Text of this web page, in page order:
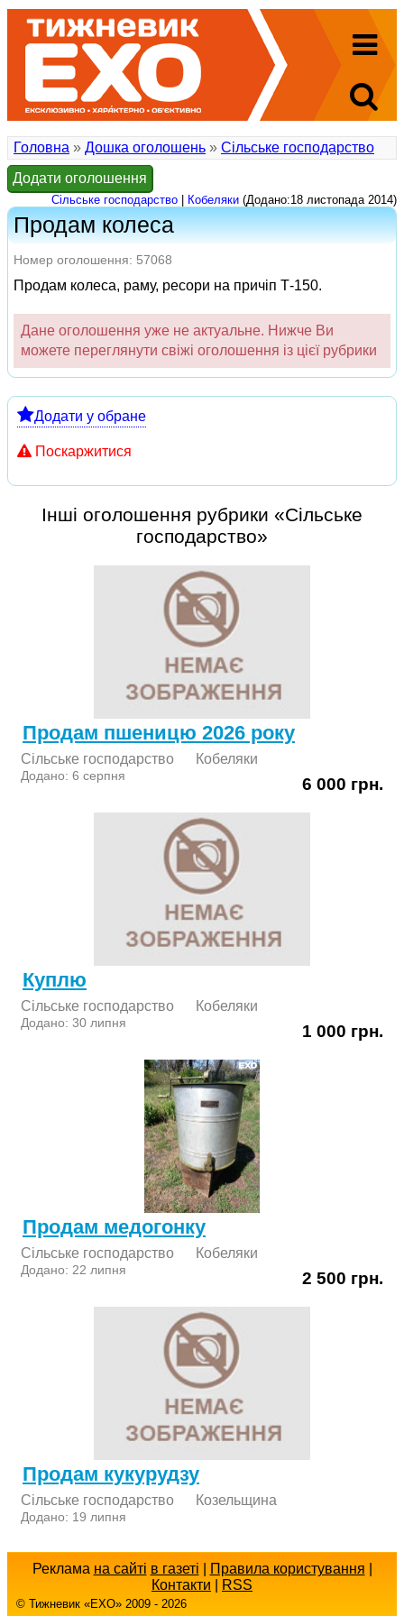
Головна » Дошка оголошень » Сільське господарство
Додати оголошення
Сільське господарство Кобеляки (Додано:18 листопада 2014)
Продам колеса
Номер оголошення: 57068
Продам колеса, раму, ресори на причіп Т-150.
Дане оголошення уже не актуальне. Нижче Ви
можете переглянути свіжі оголошення із цієї рубрики
Додати у обране
Поскаржитися
Інші оголошення рубрики «Сільське
господарство»
Продам пшеницю 2026 року
Сільське господарство Кобеляки
Додано: 6 серпня 6 000 грн.
Куплю
Сільське господарство Кобеляки
Додано: 30 липня 1 000 грн.
Продам медогонку
Сільське господарство Кобеляки
Додано: 22 липня 2 500 грн.
Продам кукурудзу
Сільське господарство Козельщина
Додано: 19 липня
Реклама на сайті в газеті Правила користування
Контакти
RSS
© Тижневик «EХO» 2009 - 2026